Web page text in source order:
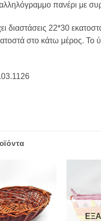
πανέρι με
διαστάσεις 22*30
στο κάτω μέρος. Το